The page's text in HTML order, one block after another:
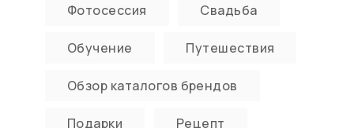
Фотосессия Свадьба
Обучение Путешествия
Обзор каталогов брендов
Подарки Рецепт